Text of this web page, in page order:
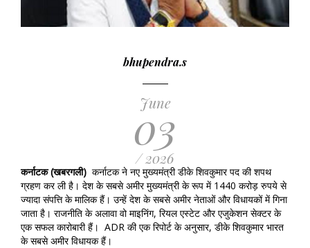
bhupendra.s
June
03
/ 2026
कर्नाटक (खबरगली) कर्नाटक ने नए मुख्यमंत्री डीके शिवकुमार पद की शपथ
ग्रहण कर ली है। देश के सबसे अमीर मुख्यमंत्री के रूप में 1440 करोड़ रुपये से
ज्यादा संपत्ति के मालिक हैं। उन्हें देश के सबसे अमीर नेताओं और विधायकों में गिना
जाता है। राजनीति के अलावा वो माइनिंग, रियल एस्टेट और एजुकेशन सेक्टर के
एक सफल कारोबारी हैं। ADR की एक रिपोर्ट के अनुसार, डीके शिवकुमार भारत
के सबसे अमीर विधायक हैं।